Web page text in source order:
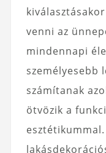
venni az
mindennapi
személyesebb
számítanak
ötvözik a